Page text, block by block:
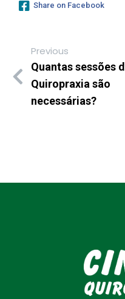
Share on Facebook
Previous
Quantas sessões
Quiropraxia são
necessárias?